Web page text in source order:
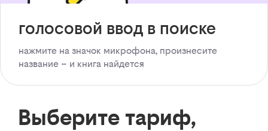
голосовой ввод в поиске
нажмите на значок микрофона, произнесите
название – и книга найдется
Выберите тариф,